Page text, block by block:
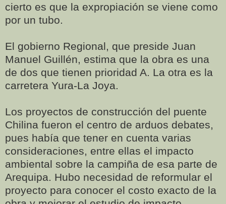
cierto es que la expropiación se viene como
por un tubo.
El gobierno Regional, que preside Juan
Manuel Guillén, estima que la obra es una
de dos que tienen prioridad A. La otra es la
carretera Yura-La Joya.
Los proyectos de construcción del puente
Chilina fueron el centro de arduos debates,
pues había que tener en cuenta varias
consideraciones, entre ellas el impacto
ambiental sobre la campiña de esa parte de
Arequipa. Hubo necesidad de reformular el
proyecto para conocer el costo exacto de la